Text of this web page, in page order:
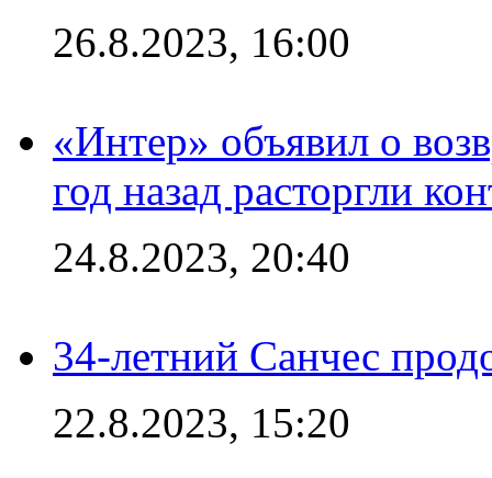
26.8.2023, 16:00
«Интер» объявил о
год назад расторгли
24.8.2023, 20:40
34-летний Санчес
22.8.2023, 15:20